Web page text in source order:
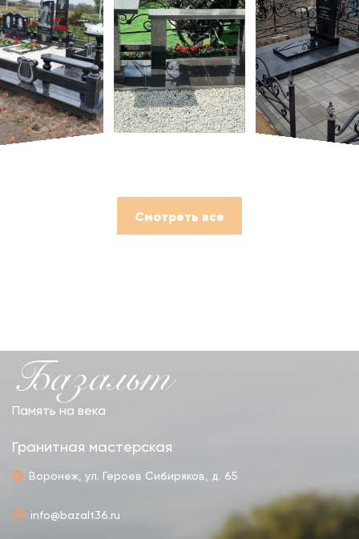
Смотреть все
Базальт
Память на века
Гранитная мастерская
Воронеж, ул. Героев Сибиряков, д. 65
info@bazalt36.ru